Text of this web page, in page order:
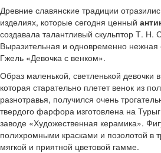
Древние славянские традиции
изделиях, которые сегодня ценный
создавала талантливый скульптор Т. Н.
Выразительная и одновременно нежная
Гжель «Девочка с венком».
Образ маленькой, светленькой девочки
которая старательно плетет венок из
разнотравья, получился очень
твердого фарфора изготовлена на
заводе «Художественная керамика».
полихромными красками и позолотой в
мягкой и приятной цветовой гамме.